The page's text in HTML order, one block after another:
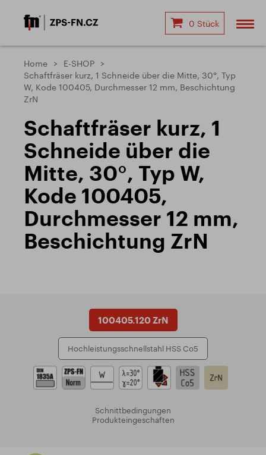
0 Stück
Home
E-SHOP
Schaftfräser kurz, 1 Schneide über die Mitte, 30°, Typ
W, Kode 100405, Durchmesser 12 mm, Beschichtung
ZrN
Schaftfräser kurz, 1
Schneide über die
Mitte, 30°, Typ W,
Kode 100405,
Durchmesser 12 mm,
Beschichtung ZrN
100405.120 ZrN
Hochleistungsschnellstahl HSS Co5
Schnittbedingungen
Produkteingeschaften